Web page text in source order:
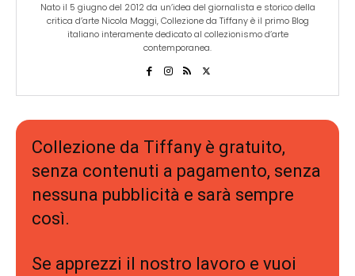
Nato il 5 giugno del 2012 da un’idea del giornalista e storico della
critica d’arte Nicola Maggi, Collezione da Tiffany è il primo Blog
italiano interamente dedicato al collezionismo d’arte
contemporanea.
Collezione da Tiffany è gratuito,
senza contenuti a pagamento, senza
nessuna pubblicità e sarà sempre
così.
Se apprezzi il nostro lavoro e vuoi